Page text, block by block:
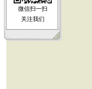
微信扫一扫
关注我们